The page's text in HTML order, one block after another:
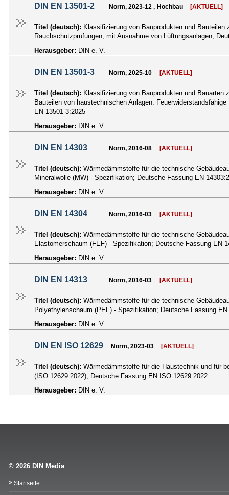
DIN EN 13501-2 Norm, 2023-12 , Hochbau [AKTUELL]
Titel (deutsch): Klassifizierung von Bauprodukten und
Rauchschutzprüfungen, mit Ausnahme von Lüftungsanlagen;
Herausgeber: DIN e. V.
DIN EN 13501-3 Norm, 2025-10 [AKTUELL]
Titel (deutsch): Klassifizierung von Bauprodukten und Bauarten
Bauteilen von haustechnischen Anlagen:
EN 13501-3:2025
Herausgeber: DIN e. V.
DIN EN 14303 Norm, 2016-08 [AKTUELL]
Titel (deutsch): Wärmedämmstoffe für die technische
Mineralwolle (MW) - Spezifikation; Deutsche Fassung EN
Herausgeber: DIN e. V.
DIN EN 14304 Norm, 2016-03 [AKTUELL]
Titel (deutsch): Wärmedämmstoffe für die technische
Elastomerschaum (FEF) - Spezifikation; Deutsche Fassung EN
Herausgeber: DIN e. V.
DIN EN 14313 Norm, 2016-03 [AKTUELL]
Titel (deutsch): Wärmedämmstoffe für die technische
Polyethylenschaum (PEF) - Spezifikation; Deutsche Fassung EN
Herausgeber: DIN e. V.
DIN EN ISO 12629 Norm, 2023-03 [AKTUELL]
Titel (deutsch): Wärmedämmstoffe für die Haustechnik und für
(ISO 12629:2022); Deutsche Fassung EN ISO 12629:2022
Herausgeber: DIN e. V.
© 2026 DIN Media
Startseite